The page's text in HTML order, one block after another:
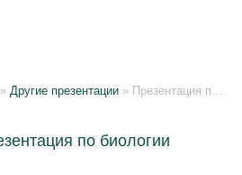
» Другие презентации » Презентация по биологии "Мишени табака"
по биологии